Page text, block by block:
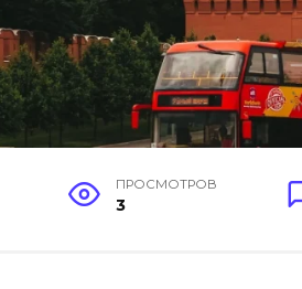
ПРОСМОТРОВ
3